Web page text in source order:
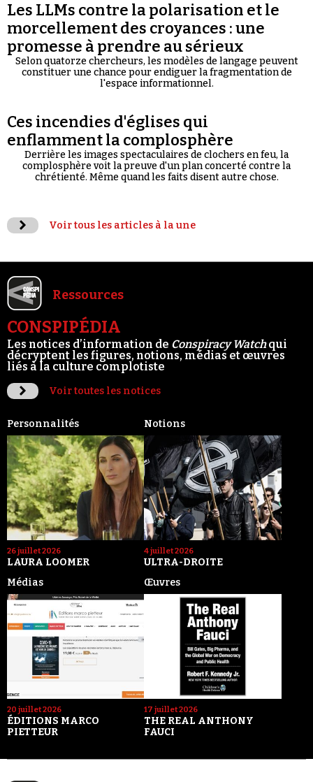
Les LLMs contre la polarisation et le
morcellement des croyances : une
promesse à prendre au sérieux
Selon quatorze chercheurs, les modèles de langage peuvent
constituer une chance pour endiguer la fragmentation de
l'espace informationnel.
Ces incendies d'églises qui
enflamment la complosphère
Derrière les images spectaculaires de clochers en feu, la
complosphère voit la preuve d'un plan concerté contre la
chrétienté. Même quand les faits disent autre chose.
Voir tous les articles à la une
Ressources
CONSPIPÉDIA
Les notices d’information de Conspiracy Watchqui
décryptent les figures, notions, médias et œuvres
liés à la culture complotiste
Voir toutes les notices
Personnalités
26 juillet 2026
LAURA LOOMER
Notions
4 juillet 2026
ULTRA-DROITE
Médias
20 juillet 2026
ÉDITIONS MARCO
PIETTEUR
Œuvres
17 juillet 2026
THE REAL ANTHONY
FAUCI